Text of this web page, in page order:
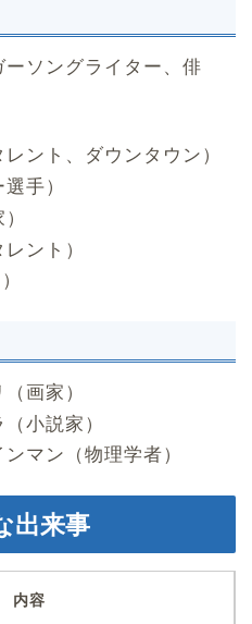
ソングライター、俳
ント、ダウンタウン）
手）
ント）
画家）
小説家）
マン（物理学者）
出来事
内容